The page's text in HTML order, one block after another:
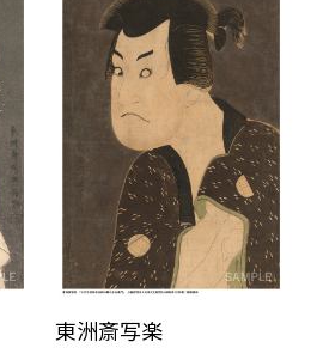
東洲斎写楽